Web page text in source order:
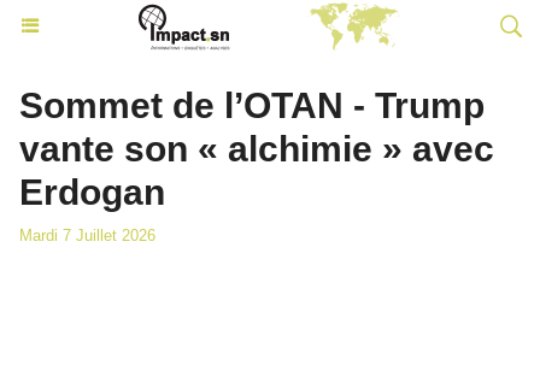
Sommet de l’OTAN - Trump
vante son « alchimie » avec
Erdogan
Mardi 7 Juillet 2026